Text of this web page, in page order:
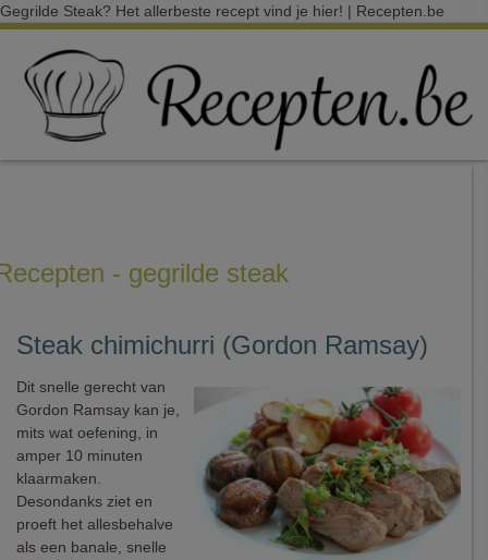
Gegrilde Steak? Het allerbeste recept vind je hier! | Recepten.be
- gegrilde steak
Steak chimichurri (Gordon Ramsay)
Dit snelle gerecht van
Gordon Ramsay kan je,
mits wat oefening, in
amper 10 minuten
klaarmaken.
Desondanks ziet en
proeft het allesbehalve
als een banale, snelle